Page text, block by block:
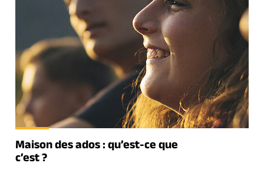
Maison des ados : qu’est-ce que
c’est ?